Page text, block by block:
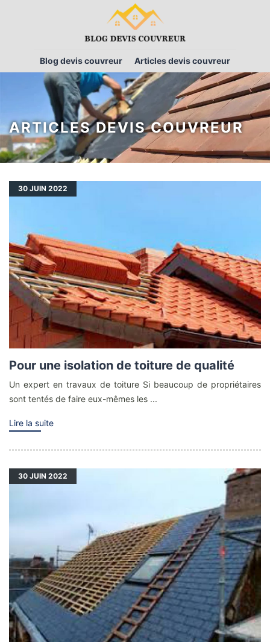
Blog devis couvreur Articles devis couvreur
ARTICLES DEVIS COUVREUR
30 JUIN 2022
Pour une isolation de toiture de qualité
Un expert en travaux de toiture Si beaucoup de propriétaires
sont tentés de faire eux-mêmes les ...
Lire la suite
30 JUIN 2022